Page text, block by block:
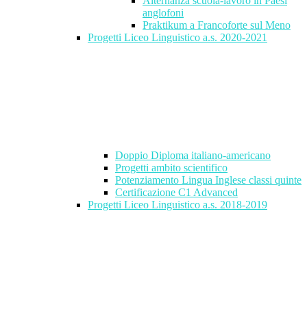
anglofoni
Praktikum a Francoforte sul Meno
Progetti Liceo Linguistico a.s. 2020-2021
Doppio Diploma italiano-americano
Progetti ambito scientifico
Potenziamento Lingua Inglese classi quinte
Certificazione C1 Advanced
Progetti Liceo Linguistico a.s. 2018-2019